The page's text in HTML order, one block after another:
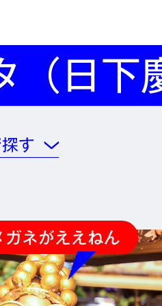
（日下
す
ガネがええねん